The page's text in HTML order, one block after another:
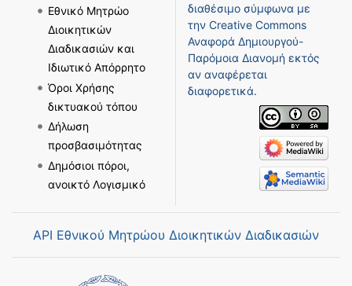
Εθνικό Μητρώο
Διοικητικών
Διαδικασιών και
Ιδιωτικό Απόρρητο
Όροι Χρήσης
δικτυακού τόπου
Δήλωση
προσβασιμότητας
Δημόσιοι πόροι,
ανοικτό Λογισμικό
διαθέσιμο σύμφωνα με
την Creative Commons
Αναφορά Δημιουργού-
Παρόμοια Διανομή εκτός
αν αναφέρεται
διαφορετικά.
API Εθνικού Μητρώου Διοικητικών Διαδικασιών